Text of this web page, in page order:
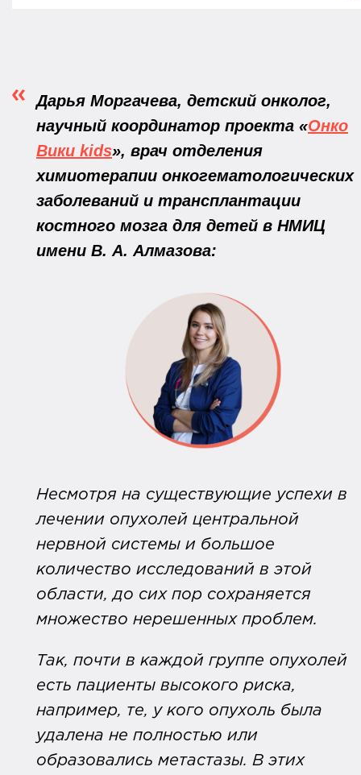
Дарья Моргачева, детский онколог,
научный координатор проекта «Онко
Вики kids», врач отделения
химиотерапии онкогематологических
заболеваний и трансплантации
костного мозга для детей в НМИЦ
имени В. А. Алмазова:
Несмотря на существующие успехи в
лечении опухолей центральной
нервной системы и большое
количество исследований в этой
области, до сих пор сохраняется
множество нерешенных проблем.
Так, почти в каждой группе опухолей
есть пациенты высокого риска,
например, те, у кого опухоль была
удалена не полностью или
образовались метастазы. В этих